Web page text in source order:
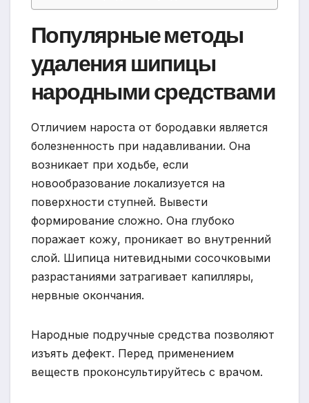
Популярные методы
удаления шипицы
народными средствами
Отличием нароста от бородавки является
болезненность при надавливании. Она
возникает при ходьбе, если
новообразование локализуется на
поверхности ступней. Вывести
формирование сложно. Она глубоко
поражает кожу, проникает во внутренний
слой. Шипица нитевидными сосочковыми
разрастаниями затрагивает капилляры,
нервные окончания.
Народные подручные средства позволяют
изъять дефект. Перед применением
веществ проконсультируйтесь с врачом.